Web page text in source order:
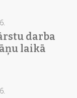
darba
laikā